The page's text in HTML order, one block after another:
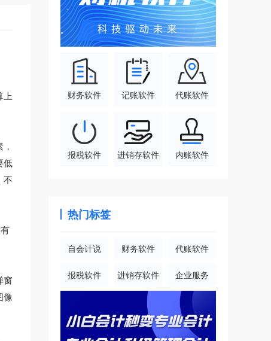
上
低
不
窗
像
财务软件 记账软件 代账软件
报税软件 进销存软件 内账软件
热门标签
自会计说 财务软件 代账软件
报税软件 进销存软件 企业服务